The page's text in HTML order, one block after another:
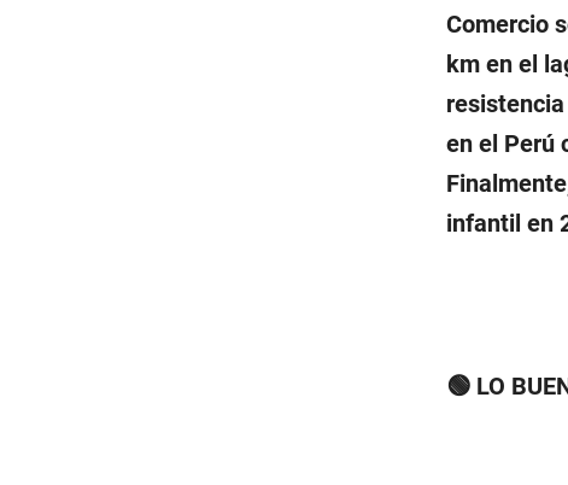
Comercio
km en el
en el Perú
infantil en
🟢 LO